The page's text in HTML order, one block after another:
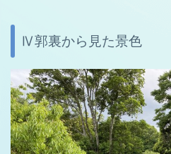
Ⅳ郭裏から見た景色